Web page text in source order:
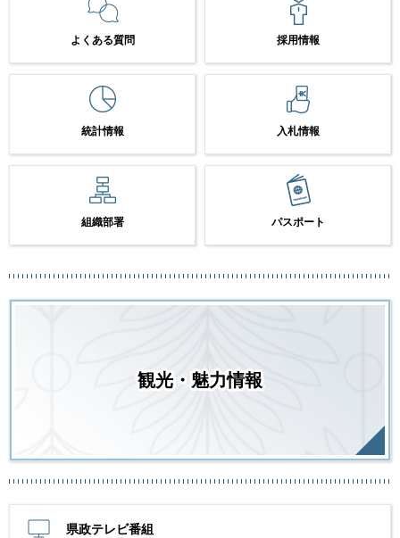
よくある質問 採用情報
統計情報 入札情報
組織部署 パスポート
観光・魅力情報
県政テレビ番組